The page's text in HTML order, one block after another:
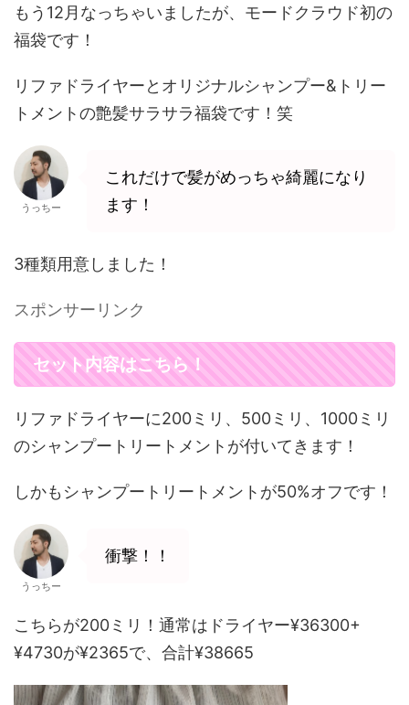
もう12月なっちゃいましたが、モードクラウド初の
福袋です！
リファドライヤーとオリジナルシャンプー&トリー
トメントの艶髪サラサラ福袋です！笑
うっちー
これだけで髪がめっちゃ綺麗になり
ます！
3種類用意しました！
スポンサーリンク
セット内容はこちら！
リファドライヤーに200ミリ、500ミリ、1000ミリ
のシャンプートリートメントが付いてきます！
しかもシャンプートリートメントが50%オフです！
うっちー
衝撃！！
こちらが200ミリ！通常はドライヤー¥36300+
¥4730が¥2365で、合計¥38665